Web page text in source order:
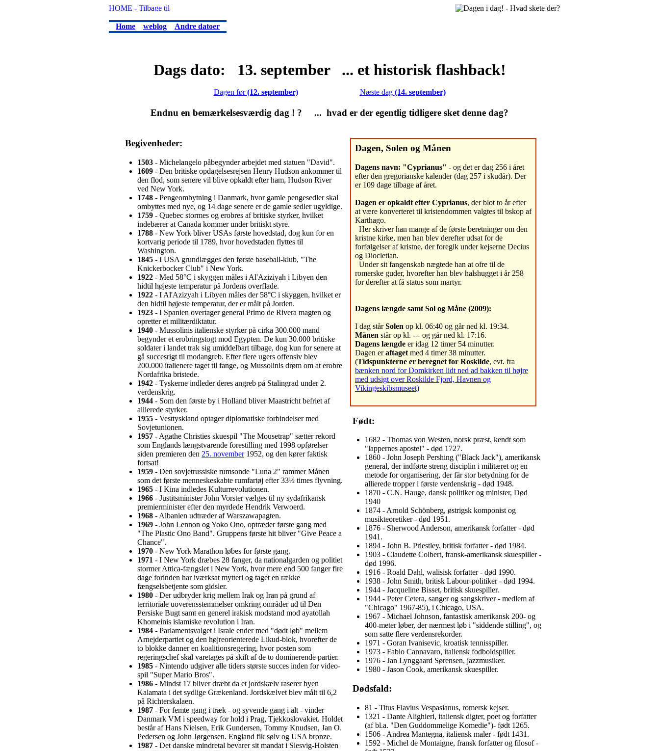
Home weblog Andre datoer
Dags dato: 13. september ... et historisk flashback!
Dagen før(12. september) Næste dag (14. september)
Endnu en bemærkelsesværdig dag ! ? ... hvad er der egentlig tidligere sket denne dag?
Begivenheder:
1503 - Michelangelo påbegynder arbejdet med statuen "David".
1609 - Den britiske opdagelsesrejsen Henry Hudson ankommer til
den flod, som senere vil blive opkaldt efter ham, Hudson River
ved New York.
1748 - Pengeombytning i Danmark, hvor gamle pengesedler skal
ombyttes med nye, og 14 dage senere er de gamle sedler ugyldige.
1759 - Quebec stormes og erobres af britiske styrker, hvilket
indebærer at Canada kommer under britiskt styre.
1788 - New York bliver USAs første hovedstad, dog kun for en
kortvarig periode til 1789, hvor hovedstaden flyttes til
Washington.
1845 - I USA grundlægges den første baseball-klub, "The
Knickerbocker Club" i New York.
1922 - Med 58°C i skyggen måles i Al'Aziziyah i Libyen den
hidtil højeste temperatur på Jordens overflade.
1922 - I Al'Azizyah i Libyen måles der 58°C i skyggen, hvilket er
den hidtil højeste temperatur, der er målt på Jorden.
1923 - I Spanien overtager general Primo de Rivera magten og
opretter et militærdiktatur.
1940 - Mussolinis italienske styrker på cirka 300.000 mand
begynder et erobringstogt mod Egypten. De kun 30.000 britiske
soldater i landet trak sig umiddelbart tilbage, dog kun for senere at
gå succesrigt til modangreb. Efter flere ugers offensiv blev
200.000 italienere taget til fange, og Mussolinis drøm om at erobre
Nordafrika bristede.
1942 - Tyskerne indleder deres angreb på Stalingrad under 2.
verdenskrig.
1944 - Som den første by i Holland bliver Maastricht befriet af
allierede styrker.
1955 - Vesttyskland optager diplomatiske forbindelser med
Sovjetunionen.
1957 - Agathe Christies skuespil "The Mousetrap" sætter rekord
som Englands længstvarende forestilling med 1998 opførelser
siden premieren den 25. november1952, og den kører faktisk
fortsat!
1959 - Den sovjetrussiske rumsonde "Luna 2" rammer Månen
som det første menneskeskabte rumfartøj efter 33½ times flyvning.
1965 - I Kina indledes Kulturrevolutionen.
1966 - Justitsminister John Vorster vælges til ny sydafrikansk
premierminister efter den myrdede Hendrik Verwoerd.
1968 - Albanien udtræder af Warszawapagten.
1969 - John Lennon og Yoko Ono, optræder første gang med
"The Plastic Ono Band". Gruppens første hit bliver "Give Peace a
Chance".
1970 - New York Marathon løbes for første gang.
1971 - I New York dræbes 28 fanger, da nationalgarden og politiet
stormer Attica-fængslet i New York, hvor mere end 500 fanger fire
dage forinden har iværksat mytteri og taget en række
fængselsbetjente som gidsler.
1980 - Der udbryder krig mellem Irak og Iran på grund af
territoriale uoverensstemmelser omkring områder ud til Den
Persiske Bugt samt en generel irakisk modstand mod ayatollah
Khomeinis islamiske revolution i Iran.
1984 - Parlamentsvalget i Israle ender med "dødt løb" mellem
Arnejderpartiet og den højreorienterede Likud-blok, hvorefter de
to blokke danner en koalitionsregering, hvor posten som
regeringschef skal varetages på skift af de to dominerende partier.
1985 - Nintendo udgiver alle tiders største succes inden for video-
spil "Super Mario Bros".
1986 - Mindst 17 bliver dræbt da et jordskælv raserer byen
Kalamata i det sydlige Grækenland. Jordskælvet blev målt til 6,2
på Richterskalaen.
1987 - For femte gang i træk - og syvende gang i alt - vinder
Danmark VM i speedway for hold i Prag, Tjekkoslovakiet. Holdet
består af Hans Nielsen, Erik Gundersen, Tommy Knudsen, Jan O.
Pedersen og John Jørgensen. England fik sølv og USA bronze.
1987 - Det danske mindretal bevarer sit mandat i Slesvig-Holsten
Dagen, Solen og Månen
Dagens navn: "Cyprianus" - og det er dag 256 i året
efter den gregorianske kalender (dag 257 i skudår). Der
er 109 dage tilbage af året.
Dagen er opkaldt efter Cyprianus, der blot to år efter
at være konverteret til kristendommen valgtes til bskop af
Karthago.
Her skriver han mange af de første beretninger om den
kristne kirke, men han blev derefter udsat for de
forfølgelser af kristne, der foregik under kejserne Decius
og Diocletian.
Under sit fangenskab nægtede han at ofre til de
romerske guder, hvorefter han blev halshugget i år 258
for derefter at få status som martyr.
Dagens længde samt Sol og Måne (2009):
I dag stårSolen op kl. 06:40 og går ned kl. 19:34.
Månen står op kl. --- og går ned kl. 17:16.
Dagens længde er idag 12 timer 54 minutter.
Dagen eraftaget med 4 timer 38 minutter.
(Tidspunkterne er beregnet for Roskilde, evt. fra
bænken nord for Domkirken lidt ned ad bakken til højre
med udsigt over Roskilde Fjord, Havnen og
Vikingeskibsmuseet)
Født:
1682 - Thomas von Westen, norsk præst, kendt som
"lappernes apostel" - død 1727.
1860 - John Joseph Pershing ("Black Jack"), amerikansk
general, der indførte streng disciplin i militæret og en
metode for organisering, der får stor betydning for de
allierede tropper i første verdenskrig - død 1948.
1870 - C.N. Hauge, dansk politiker og minister, Død
1940
1874 - Arnold Schönberg, østrigsk komponist og
musikteoretiker - død 1951.
1876 - Sherwood Anderson, amerikansk forfatter - død
1941.
1894 - John B. Priestley, britisk forfatter - død 1984.
1903 - Claudette Colbert, fransk-amerikansk skuespiller -
død 1996.
1916 - Roald Dahl, walisisk forfatter - død 1990.
1938 - John Smith, britisk Labour-politiker - død 1994.
1944 - Jacqueline Bisset, britisk skuespiller.
1944 - Peter Cetera, sanger og sangskriver - medlem af
"Chicago" 1967-85), i Chicago, USA.
1967 - Michael Johnson, fantastisk amerikansk 200- og
400-meter løber, der nærmest løb i "siddende stilling", og
som satte flere verdensrekorder.
1971 - Goran Ivanisevic, kroatisk tennisspiller.
1973 - Fabio Cannavaro, italiensk fodboldspiller.
1976 - Jan Lynggaard Sørensen, jazzmusiker.
1980 - Jason Cook, amerikansk skuespiller.
Dødsfald:
81 - Titus Flavius Vespasianus, romersk kejser.
1321 - Dante Alighieri, italiensk digter, poet og forfatter
(af bl.a. "Den Guddommelige Komedie")- født 1265.
1506 - Andrea Mantegna, italiensk maler - født 1431.
1592 - Michel de Montaigne, fransk forfatter og filosof -